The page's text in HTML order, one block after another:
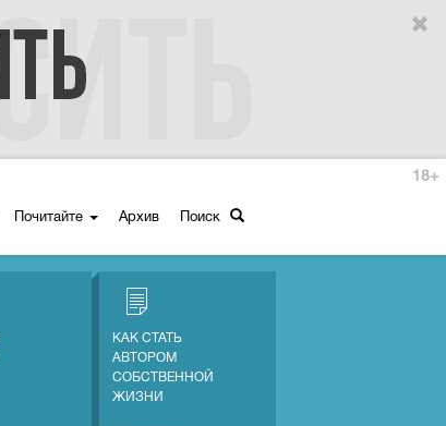
Почитайте Архив Поиск
18+
КАК СТАТЬ
АВТОРОМ
СОБСТВЕННОЙ
ЖИЗНИ